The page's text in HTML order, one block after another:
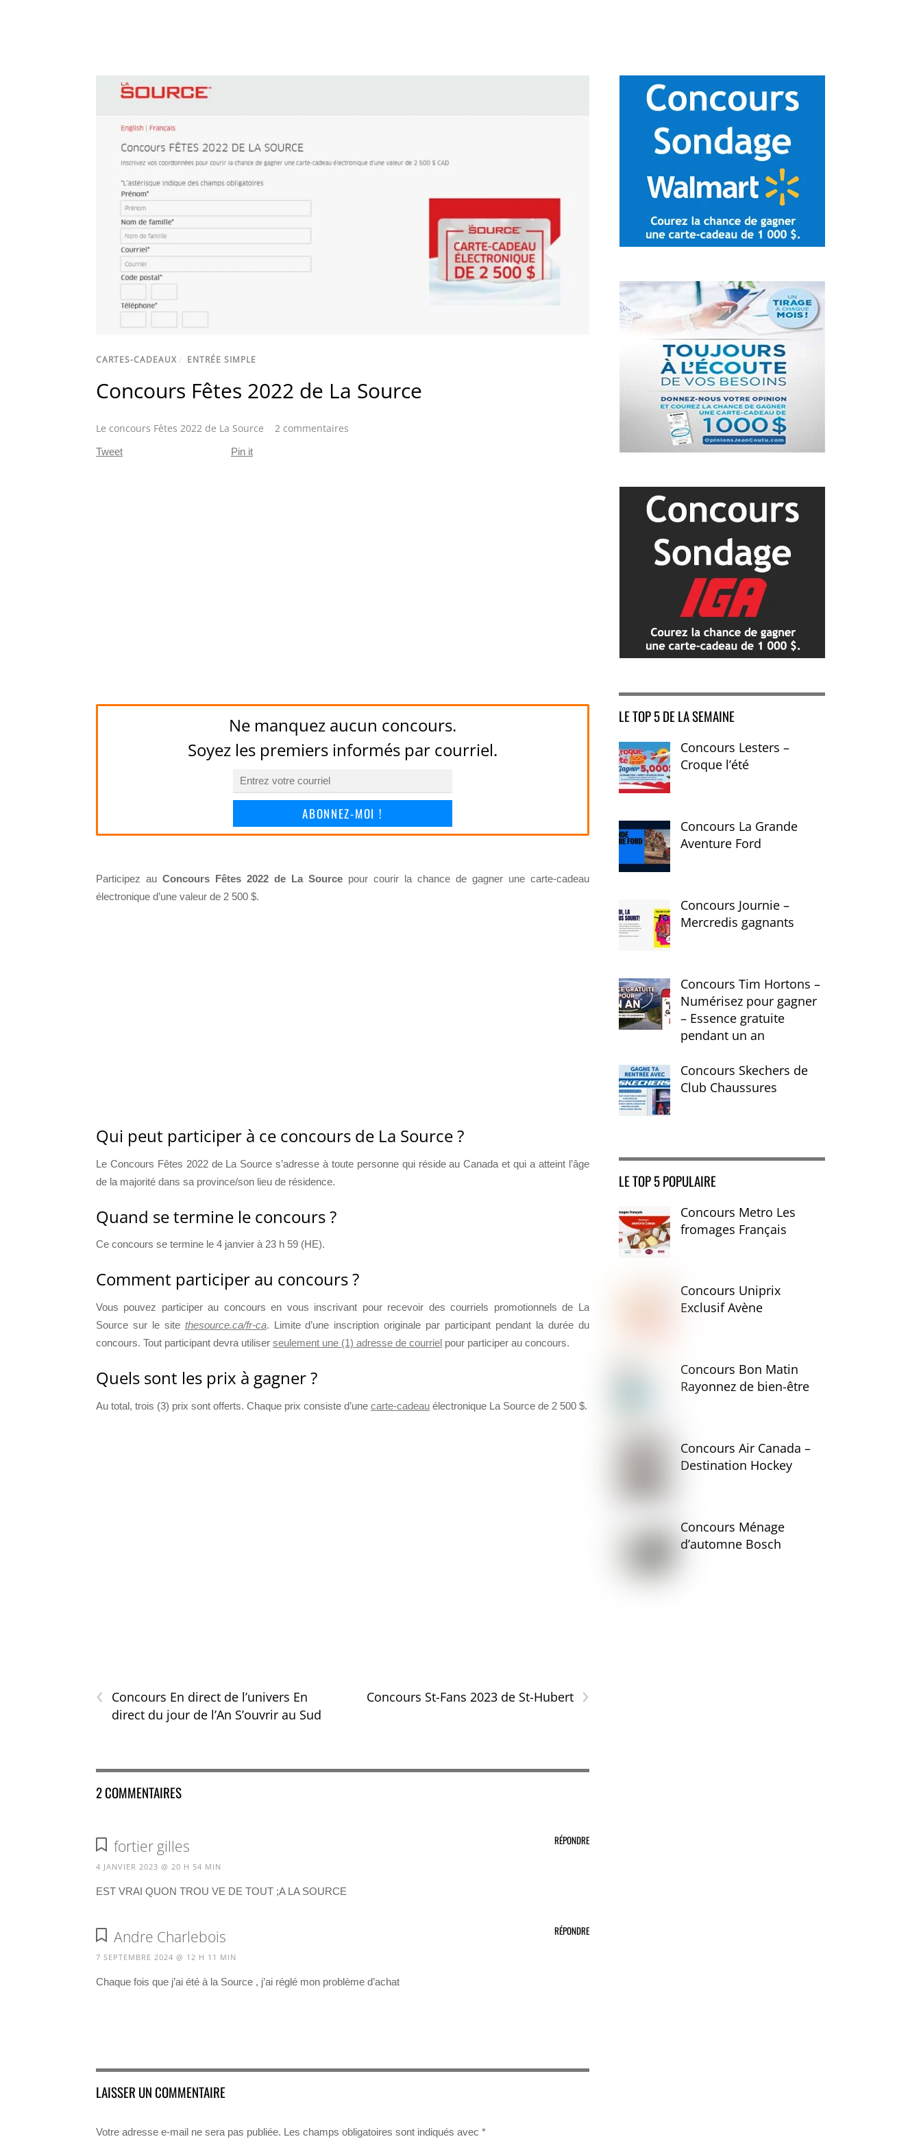
CARTES-CADEAUX/ ENTRÉE SIMPLE
Concours Fêtes 2022 de La Source
Le concours Fêtes 2022 de La Source 2 commentaires
Tweet Pin it
Ne manquez aucun concours.
Soyez les premiers informés par courriel.
ABONNEZ-MOI !
Participez au Concours Fêtes 2022 de La Sourcepour courir la chance de gagner une carte-cadeau
électronique d’une valeur de 2 500 $.
Qui peut participer à ce concours de La Source ?
Le Concours Fêtes 2022 de La Source s’adresse à toute personne qui réside au Canada et qui a atteint l’âge
de la majorité dans sa province/son lieu de résidence.
Quand se termine le concours ?
Ce concours se termine le 4 janvier à 23 h 59 (HE).
Comment participer au concours ?
Vous pouvez participer au concours en vous inscrivant pour recevoir des courriels promotionnels de La
Source sur le site thesource.ca/fr-ca. Limite d’une inscription originale par participant pendant la durée du
concours. Tout participant devra utiliser seulement une (1) adresse de courriel pour participer au concours.
Quels sont les prix à gagner ?
Au total, trois (3) prix sont offerts. Chaque prix consiste d’une carte-cadeau électronique La Source de 2 500 $.
‹
Concours En direct de l’univers En
direct du jour de l’An S’ouvrir au Sud
›
Concours St-Fans 2023 de St-Hubert
2 COMMENTAIRES
fortier gilles
4 JANVIER 2023 @ 20 H 54 MIN
EST VRAI QUON TROU VE DE TOUT ;A LA SOURCE
RÉPONDRE
Andre Charlebois
7 SEPTEMBRE 2024 @ 12 H 11 MIN
Chaque fois que j’ai été à la Source , j’ai réglé mon problème d’achat
RÉPONDRE
LAISSER UN COMMENTAIRE
Votre adresse e-mail ne sera pas publiée. Les champs obligatoires sont indiqués avec *
LE TOP 5 DE LA SEMAINE
Concours Lesters –
Croque l’été
Concours La Grande
Aventure Ford
Concours Journie –
Mercredis gagnants
Concours Tim Hortons –
Numérisez pour gagner
– Essence gratuite
pendant un an
Concours Skechers de
Club Chaussures
LE TOP 5 POPULAIRE
Concours Metro Les
fromages Français
Concours Uniprix
Exclusif Avène
Concours Bon Matin
Rayonnez de bien-être
Concours Air Canada –
Destination Hockey
Concours Ménage
d’automne Bosch